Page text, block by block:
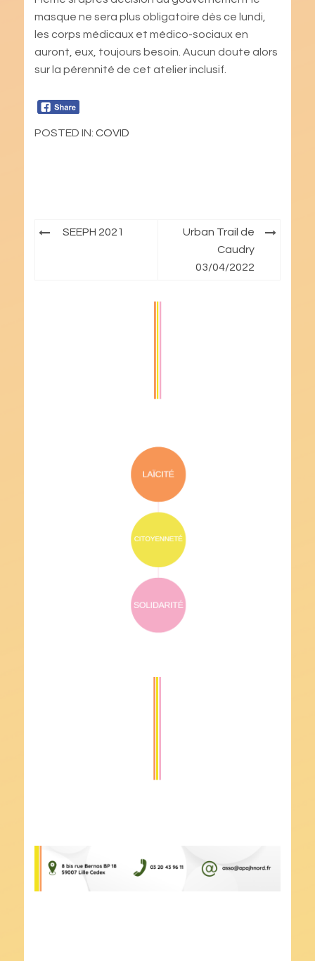
masque ne sera plus obligatoire dès ce lundi,
les corps médicaux et médico-sociaux en
auront, eux, toujours besoin. Aucun doute alors
sur la pérennité de cet atelier inclusif.
POSTED IN: COVID
Navigation
SEEPH 2021
Urban Trail de
Caudry
03/04/2022